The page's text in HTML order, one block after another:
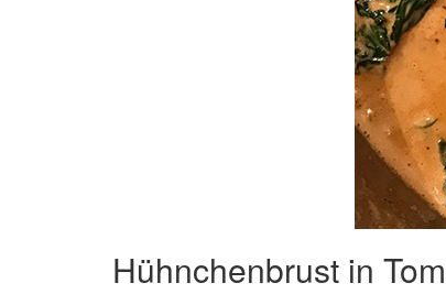
Hühnchenbrust in